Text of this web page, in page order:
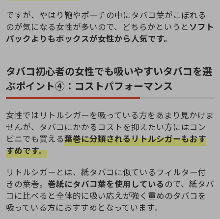
ですが、やはり鞄やポーチの中にタバコ葉がこぼれる
のが気になる女性が多いので、どちらかというと ソフト
パックよりもボックスが女性から人気です。
タバコ初心者の女性でも吸いやすいタバコを選
ぶポイント④：コストパフォーマンス
女性ではリトルシガーを吸っている方をあまり見かけま
せんが、タバコにかかるコストを抑えたい方にはコン
ビニでも買える葉巻に分類されるリトルシガーもおす
すめです。
リトルシガーとは、紙タバコに似ているフィルター付
きの葉巻。 巻紙にタバコ葉を使用している ので、紙タバ
コに比べると全体的に吸い応えが強く重めのタバコを
吸っている方におすすめとなっています。